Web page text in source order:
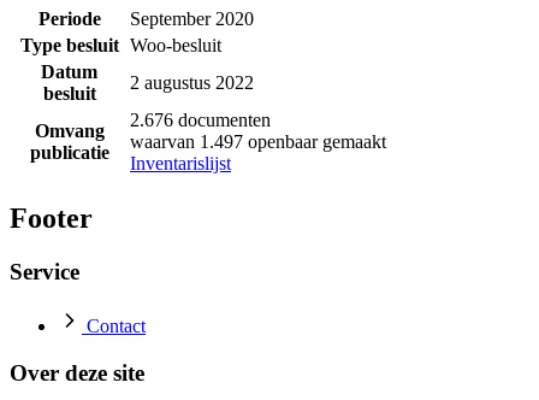
Periode
September 2020
Type besluit Woo-besluit
Datum
besluit
2 augustus 2022
Omvang
publicatie
2.676 documenten
waarvan 1.497 openbaar gemaakt
Inventarislijst
Footer
Service
Contact
Over deze site